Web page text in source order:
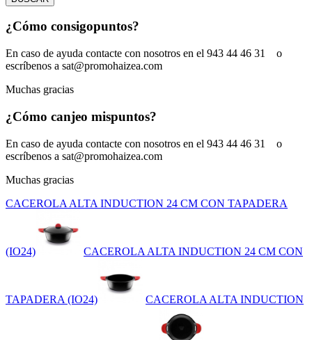
¿Cómo consigopuntos?
En caso de ayuda contacte con nosotros en el 943 44 46 31 o
escríbenos a sat@promohaizea.com
Muchas gracias
¿Cómo canjeo mispuntos?
En caso de ayuda contacte con nosotros en el 943 44 46 31 o
escríbenos a sat@promohaizea.com
Muchas gracias
CACEROLA ALTA INDUCTION 24 CM CON TAPADERA
(IO24) CACEROLA ALTA INDUCTION 24 CM CON
TAPADERA (IO24) CACEROLA ALTA INDUCTION